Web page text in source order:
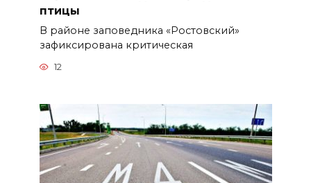
птицы
В районе заповедника «Ростовский»
зафиксирована критическая
12